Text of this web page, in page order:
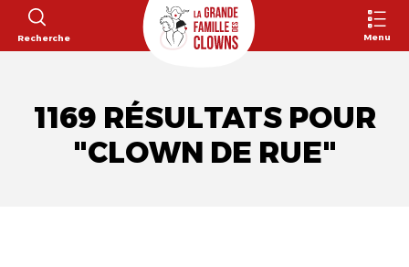
Recherche Menu
1169 RÉSULTATS POUR
"CLOWN DE RUE"